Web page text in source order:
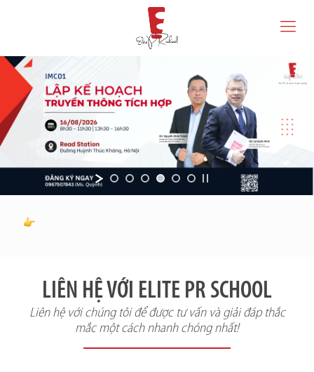
LIÊN HỆ VỚI ELITE PR SCHOOL
Liên hệ với chúng tôi để được tư vấn và giải đáp thắc
mắc một cách nhanh chóng nhất!